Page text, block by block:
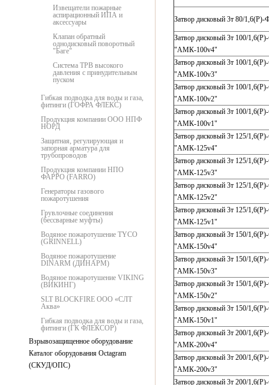
Извещатели пожарные
аспирационный ИПА и
аксессуары
Клапан обратный
однодисковый поворотный
"Баге"
Система ТРВ высокого
давления с принудительным
пуском
Гибкая подводка для воды и газа,
фитинги (ГОФРА ФЛЕКС)
Продукция компании ООО НПФ
НОРД
Защитная, регулирующая и
запорная арматура для
трубопроводов
Продукция компании НПО
ФАРРО (FARRO)
Генераторы газового
пожаротушения
Грувлочные соединения
(бессварные муфты)
Водяное пожаротушение TYCO
(GRINNELL)
Водяное пожаротушение
DINARM (ДИНАРМ)
Водяное пожаротушение VIKING
(ВИКИНГ)
SLT BLOCKFIRE ООО «СЛТ
Аква»
Гибкая подводка для воды и газа,
фитинги (ГК ФЛЕКСОР)
Взрывозащищенное оборудование
Каталог оборудования Octagram
(СКУД/ОПС)
Затвор дисковый 3т 80/
Затвор дисковый 3т 100/
"АМК-100v4"
Затвор дисковый 3т 100/
"АМК-100v3"
Затвор дисковый 3т 100/
"АМК-100v2"
Затвор дисковый 3т 100/
"АМК-100v1"
Затвор дисковый 3т 125/
"АМК-125v4"
Затвор дисковый 3т 125/
"АМК-125v3"
Затвор дисковый 3т 125/
"АМК-125v2"
Затвор дисковый 3т 125/
"АМК-125v1"
Затвор дисковый 3т 150/
"АМК-150v4"
Затвор дисковый 3т 150/
"АМК-150v3"
Затвор дисковый 3т 150/
"АМК-150v2"
Затвор дисковый 3т 150/
"АМК-150v1"
Затвор дисковый 3т 200/
"АМК-200v4"
Затвор дисковый 3т 200/
"АМК-200v3"
Затвор дисковый 3т 200/